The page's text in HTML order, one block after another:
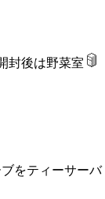
封後は野菜室
をティーサーバ